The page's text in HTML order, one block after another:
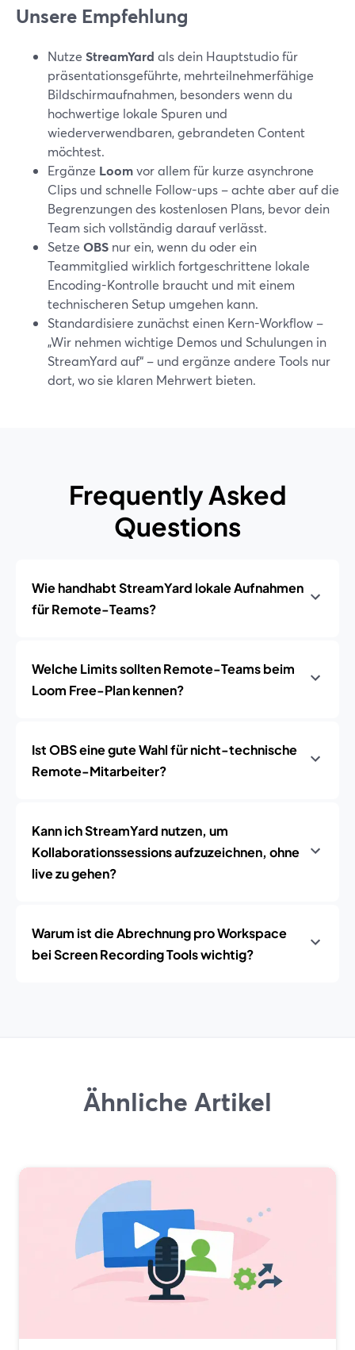
Unsere Empfehlung
Nutze StreamYard als dein Hauptstudio für
präsentationsgeführte, mehrteilnehmerfähige
Bildschirmaufnahmen, besonders wenn du
hochwertige lokale Spuren und
wiederverwendbaren, gebrandeten Content
möchtest.
Ergänze Loomvor allem für kurze asynchrone
Clips und schnelle Follow-ups – achte aber auf die
Begrenzungen des kostenlosen Plans, bevor dein
Team sich vollständig darauf verlässt.
Setze OBS nur ein, wenn du oder ein
Teammitglied wirklich fortgeschrittene lokale
Encoding-Kontrolle braucht und mit einem
technischeren Setup umgehen kann.
Standardisiere zunächst einen Kern-Workflow –
„Wir nehmen wichtige Demos und Schulungen in
StreamYard auf“ – und ergänze andere Tools nur
dort, wo sie klaren Mehrwert bieten.
Frequently Asked
Questions
Wie handhabt StreamYard lokale Aufnahmen
für Remote-Teams?
Welche Limits sollten Remote-Teams beim
Loom Free-Plan kennen?
Ist OBS eine gute Wahl für nicht-technische
Remote-Mitarbeiter?
Kann ich StreamYard nutzen, um
Kollaborationssessions aufzuzeichnen, ohne
live zu gehen?
Warum ist die Abrechnung pro Workspace
bei Screen Recording Tools wichtig?
Ähnliche Artikel